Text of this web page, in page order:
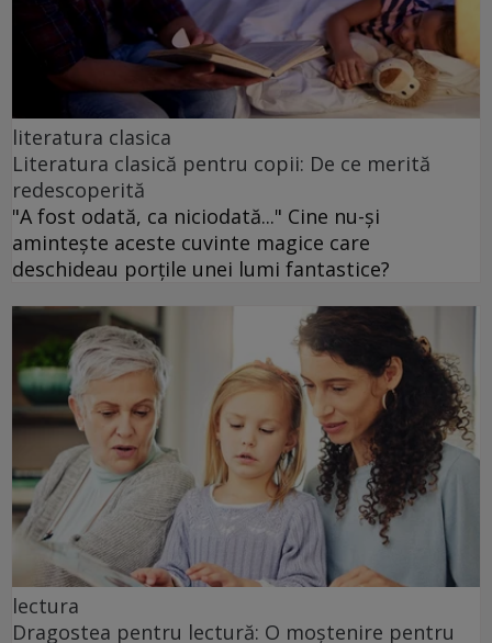
literatura clasica
Literatura clasică pentru copii: De ce merită
redescoperită
"A fost odată, ca niciodată..." Cine nu-și
amintește aceste cuvinte magice care
deschideau porțile unei lumi fantastice?
lectura
Dragostea pentru lectură: O moștenire pentru